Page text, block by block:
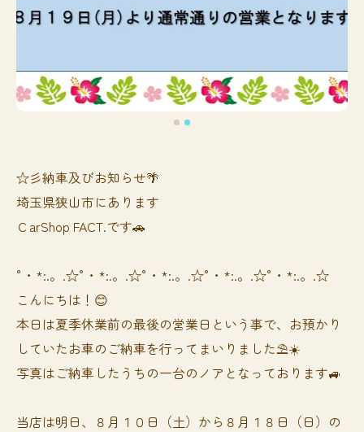
☆彡納車及びお知らせ🌴
埼玉県狭山市にあります
ＣarShop FACT.です🚗
°・*:.。.☆°・*:.。.☆°・*:.。.☆°・*:.。.☆°・*:.。.☆
こんにちは！😊
本日は夏季休業前の最後の営業日という事で、お預かり
していたお車のご納車を行ってまいりました⛱️☀️
写真はご納車したうちの一台のノアとなっております🚙
当店は明日、８月１０日（土）から８月１８日（日）の